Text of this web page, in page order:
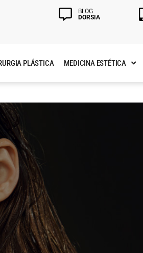
BLOG
DORSIA
PLÁSTICA MEDICINA ESTÉTICA